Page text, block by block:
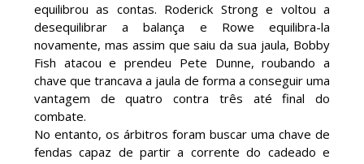
RESPEITO E ALIANÇA NO RAW: Chad Gable e
Penta superam armadilhas de Dominik Mysterio
e JD McDonagh
Unknown-Aug 05 2026
DOMÍNIO E PERTURBAÇÃO NO RAW: Bron
Breakker supera Joe Hendry após interferência
equilibrou as contas. Roderick Strong e voltou a
desequilibrar a balança e Rowe equilibra-la
novamente, mas assim que saiu da sua jaula, Bobby
Fish atacou e prendeu Pete Dunne, roubando a
chave que trancava a jaula de forma a conseguir uma
vantagem de quatro contra três até final do
combate.
No entanto, os árbitros foram buscar uma chave de
fendas capaz de partir a corrente do cadeado e